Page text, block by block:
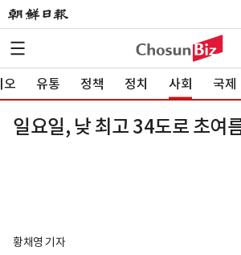
오 유통 정책 정치 사회 국제
일요일, 낮 최고 34도로 초여
황채영 기자